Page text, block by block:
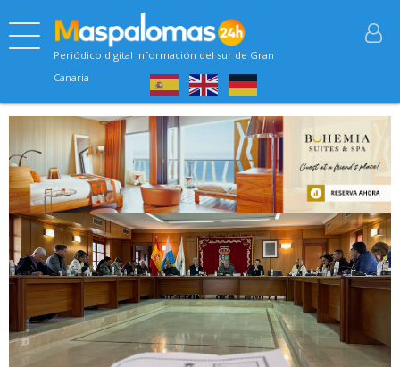
Periódico digital información del sur de Gran
Canaria